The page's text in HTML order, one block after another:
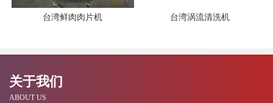
台湾鲜肉肉片机 台湾涡流清洗机
关于我们
ABOUT US